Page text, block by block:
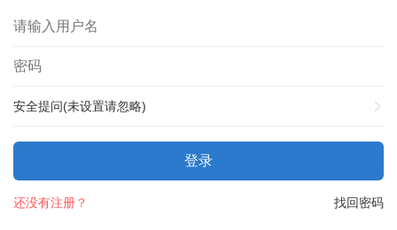
安全提问(未设置请忽略)
登录
找回密码
还没有注册？